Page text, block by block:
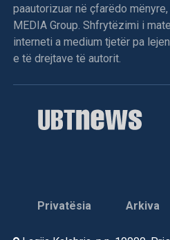
paautorizuar në çfarëdo
MEDIA Group. Shfrytëzimi i
interneti a medium tjetër pa
e të drejtave të autorit.
Privatësia Arkiva